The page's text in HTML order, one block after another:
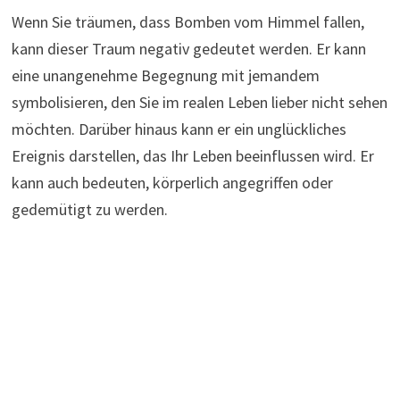
Wenn Sie träumen, dass Bomben vom Himmel fallen,
kann dieser Traum negativ gedeutet werden. Er kann
eine unangenehme Begegnung mit jemandem
symbolisieren, den Sie im realen Leben lieber nicht sehen
möchten. Darüber hinaus kann er ein unglückliches
Ereignis darstellen, das Ihr Leben beeinflussen wird. Er
kann auch bedeuten, körperlich angegriffen oder
gedemütigt zu werden.